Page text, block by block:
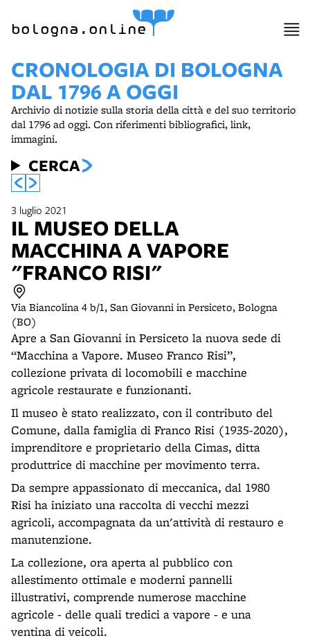
bologna.online
CRONOLOGIA DI BOLOGNA
DAL 1796 A OGGI
Archivio di notizie sulla storia della città e del suo territorio
dal 1796 ad oggi. Con riferimenti bibliografici, link,
immagini.
CERCA
3 luglio 2021
IL MUSEO DELLA
MACCHINA A VAPORE
"FRANCO RISI"
Via Biancolina 4 b/1, San Giovanni in Persiceto, Bologna
(BO)
Apre a San Giovanni in Persiceto la nuova sede di
“Macchina a Vapore. Museo Franco Risi”,
collezione privata di locomobili e macchine
agricole restaurate e funzionanti.
Il museo è stato realizzato, con il contributo del
Comune, dalla famiglia di Franco Risi (1935-2020),
imprenditore e proprietario della Cimas, ditta
produttrice di macchine per movimento terra.
Da sempre appassionato di meccanica, dal 1980
Risi ha iniziato una raccolta di vecchi mezzi
agricoli, accompagnata da un'attività di restauro e
manutenzione.
La collezione, ora aperta al pubblico con
allestimento ottimale e moderni pannelli
illustrativi, comprende numerose macchine
agricole - delle quali tredici a vapore - e una
ventina di veicoli.